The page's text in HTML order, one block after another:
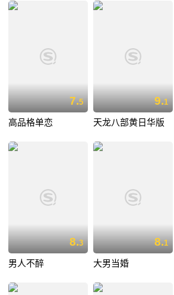
7.5
高品格单恋
9.1
天龙八部黄日华版
8.3
男人不醉
8.1
大男当婚